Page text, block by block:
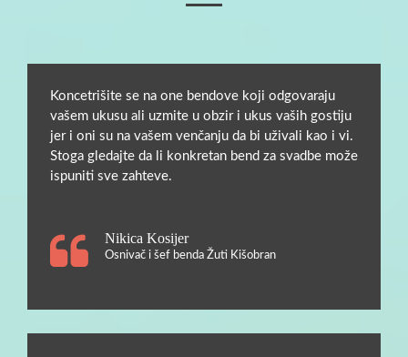
Koncetrišite se na one bendove koji odgovaraju
vašem ukusu ali uzmite u obzir i ukus vaših gostiju
jer i oni su na vašem venčanju da bi uživali kao i vi.
Stoga gledajte da li konkretan bend za svadbe može
ispuniti sve zahteve.
Nikica Kosijer
Osnivač i šef benda Žuti Kišobran